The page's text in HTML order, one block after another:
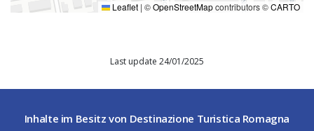
Leaflet | ©OpenStreetMapcontributors ©CARTO
Last update 24/01/2025
Inhalte im Besitz von Destinazione Turistica Romagna